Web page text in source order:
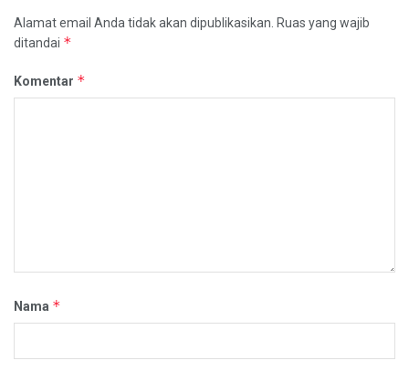
Alamat email Anda tidak akan dipublikasikan. Ruas yang wajib
ditandai *
Komentar *
Nama *